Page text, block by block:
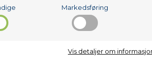
Markedsføring
Vis detaljer om
400